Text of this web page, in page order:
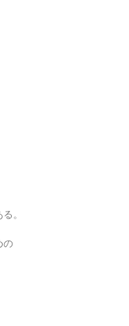
。
の